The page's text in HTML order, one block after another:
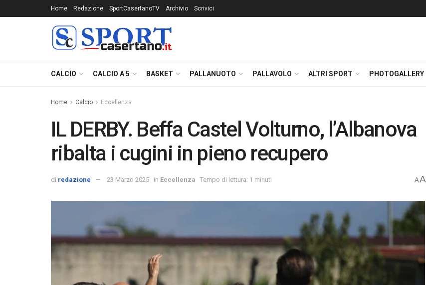
Home Redazione SportCasertanoTV Archivio Scrivici
CALCIO CALCIO A 5 BASKET PALLANUOTO PALLAVOLO ALTRI SPORT PHOTOGALLERY
Home Calcio Eccellenza
IL DERBY. Beffa Castel Volturno, l’Albanova
ribalta i cugini in pieno recupero
di redazione 23 Marzo 2025 in Eccellenza Tempo di lettura: 1 minuti AA